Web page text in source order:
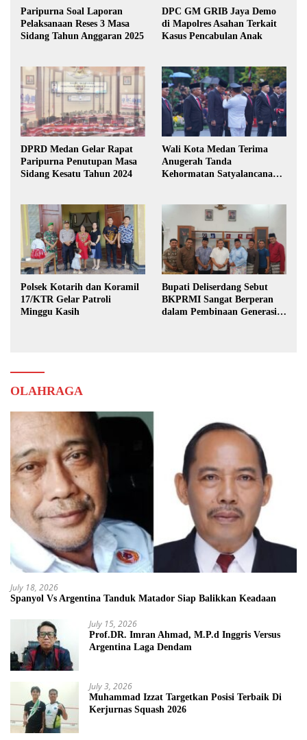
Paripurna Soal Laporan
Pelaksanaan Reses 3 Masa
Sidang Tahun Anggaran 2025
DPC GM GRIB Jaya Demo
di Mapolres Asahan Terkait
Kasus Pencabulan Anak
DPRD Medan Gelar Rapat
Paripurna Penutupan Masa
Sidang Kesatu Tahun 2024
Wali Kota Medan Terima
Anugerah Tanda
Kehormatan Satyalancana
Polsek Kotarih dan Koramil
17/KTR Gelar Patroli
Minggu Kasih
Bupati Deliserdang Sebut
BKPRMI Sangat Berperan
dalam Pembinaan Generasi
OLAHRAGA
July 18, 2026
Spanyol Vs Argentina Tanduk Matador Siap Balikkan Keadaan
July 15, 2026
Prof.DR. Imran Ahmad, M.P.d Inggris Versus
Argentina Laga Dendam
July 3, 2026
Muhammad Izzat Targetkan Posisi Terbaik Di
Kerjurnas Squash 2026